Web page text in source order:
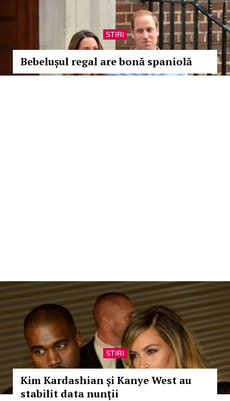
STIRI
Bebelușul regal are bonă spaniolă
STIRI
Kim Kardashian şi Kanye West au
stabilit data nunţii